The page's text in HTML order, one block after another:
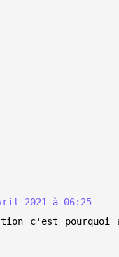
2021 à 06:25
c'est pourquoi